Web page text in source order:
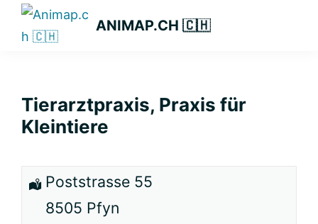
Hauptnavigation
Zum
Inhalt
Seitenspalte
ANIMAP.CH 🇨🇭
Tierarztpraxis, Praxis für
Kleintiere
Poststrasse 55
8505 Pfyn